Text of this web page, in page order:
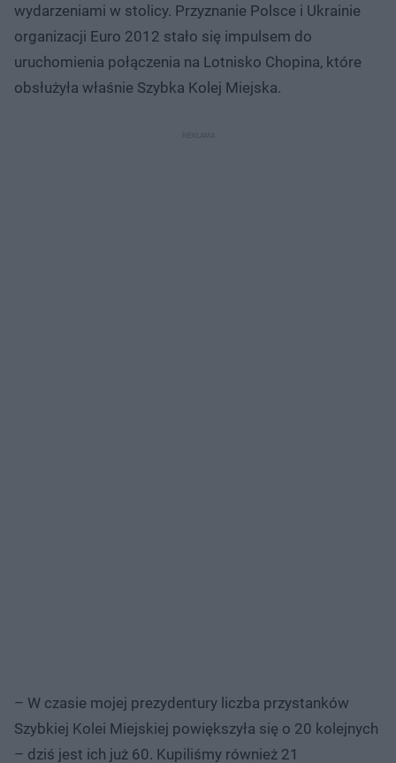
wydarzeniami w stolicy. Przyznanie Polsce i Ukrainie
organizacji Euro 2012 stało się impulsem do
uruchomienia połączenia na Lotnisko Chopina, które
obsłużyła właśnie Szybka Kolej Miejska.
– W czasie mojej prezydentury liczba przystanków
Szybkiej Kolei Miejskiej powiększyła się o 20 kolejnych
– dziś jest ich już 60. Kupiliśmy również 21